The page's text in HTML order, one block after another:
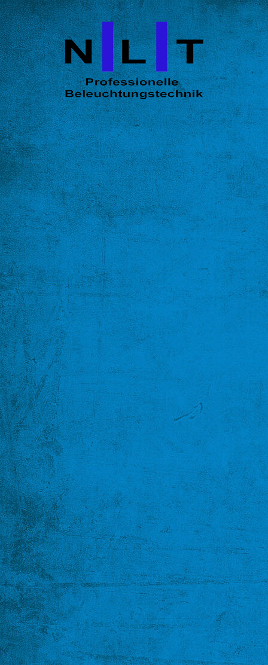
STARTSEITE
ÜBER UNS
Dimmer
Scheinwerfer
Befestigungsmaterial 1
Befestigungsmaterial 2
Netzwerk-Komponenten / Pulte
Ersatzteile
Impressum + AGB's
Datenschutz
KONTAKT